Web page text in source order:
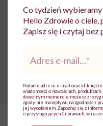
i
Treści zawarte
charakter
problemów ze
skonsultować się
Co tydzień
Hello Zdrowie o ciele,
Zapisz się i czytaj bez
mail*
Podanie adresu e-mail oraz kliknięcie
wiadomości o nowościach,
dowolnym momencie możesz
zgody nie ma wpływu na zgodność z
jej wycofaniem. Zapoznaj się z
o przysługujących Ci prawach, w